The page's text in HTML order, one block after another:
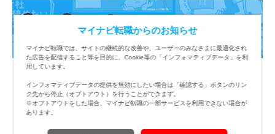
マイナビ転職からのお知らせ
マイナビ転職では、サイトの継続的な改善や、ユーザーのみなさまに最適化され
た広告を配信すること等を目的に、Cookie等の「インフォマティブデータ」を利
用しています。
インフォマティブデータの提供を無効にしたい場合は「確認する」ボタンのリン
ク先から停止（オプトアウト）を行うことができます。
※オプトアウトをした場合、マイナビ転職の一部サービスを利用できない場合が
あります。